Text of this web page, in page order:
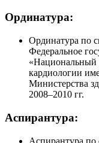
Ординатура:
Ординатура по
Федеральное
«Национальный
кардиологии
Министерства
2008–2010 гг.
Аспирантура:
Аспирантура по